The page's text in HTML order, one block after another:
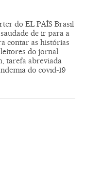
do EL PAÍS Brasil
de ir para a
contar as histórias
do jornal
tarefa abreviada
do covid-19